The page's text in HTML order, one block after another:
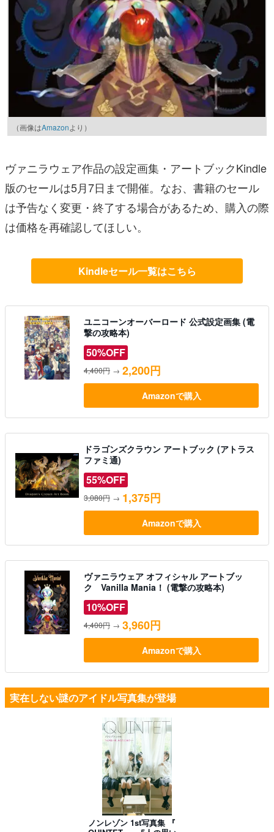
（画像はAmazonより）
ヴァニラウェア作品の設定画集・アートブックKindle
版のセールは5月7日まで開催。なお、書籍のセール
は予告なく変更・終了する場合があるため、購入の際
は価格を再確認してほしい。
Kindleセール一覧はこちら
ユニコーンオーバーロード 公式設定画集 (電
撃の攻略本)
50%OFF
4,400円 → 2,200円
Amazonで購入
ドラゴンズクラウン アートブック (アトラス
ファミ通)
55%OFF
3,080円 → 1,375円
Amazonで購入
ヴァニラウェア オフィシャル アートブッ
ク Vanilla Mania！ (電撃の攻略本)
10%OFF
4,400円 → 3,960円
Amazonで購入
実在しない謎のアイドル写真集が登場
ノンレゾン 1st写真集 『